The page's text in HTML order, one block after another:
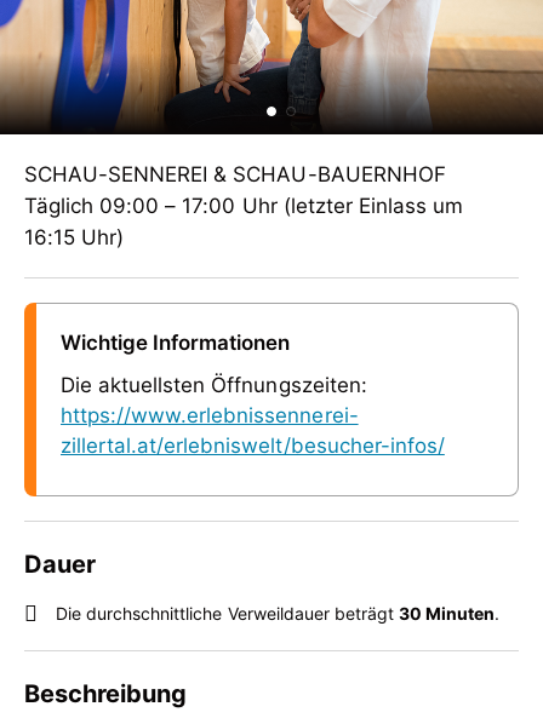
SCHAU-SENNEREI & SCHAU-BAUERNHOF
Täglich 09:00 – 17:00 Uhr (letzter Einlass um
16:15 Uhr)
Wichtige Informationen
Die aktuellsten Öffnungszeiten:
https://www.erlebnissennerei-
zillertal.at/erlebniswelt/besucher-infos/
Dauer
Die durchschnittliche Verweildauer beträgt30 Minuten.
Beschreibung